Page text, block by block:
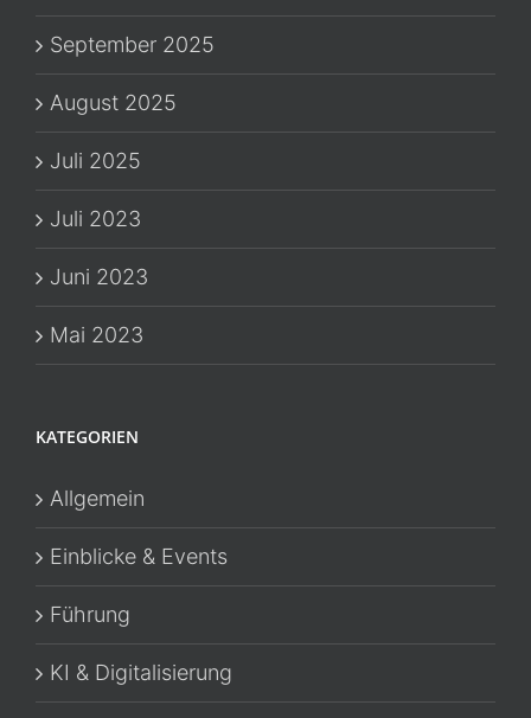
September 2025
August 2025
Juli 2025
Juli 2023
Juni 2023
Mai 2023
KATEGORIEN
Allgemein
Einblicke & Events
Führung
KI & Digitalisierung